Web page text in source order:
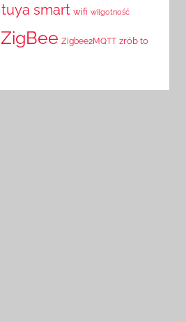
tuya smart wifi wilgotność
ZigBee Zigbee2MQTT zrób to